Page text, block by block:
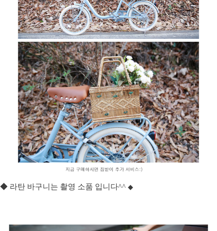
◆ 라탄 바구니는 촬영 소품 입니다^^ ◆